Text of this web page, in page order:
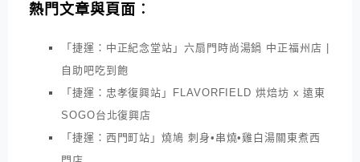
熱門文章與頁面︰
「捷運：中正紀念堂站」六扇門時尚湯鍋 中正福州店 |
自助吧吃到飽
「捷運：忠孝復興站」FLAVORFIELD 烘焙坊 x 遠東
SOGO台北復興店
「捷運：西門町站」燒鳩 刺身•串燒•雞白湯關東煮西